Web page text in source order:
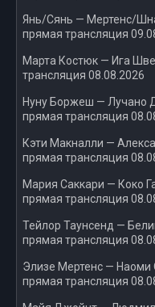
Янь/Сянь — Мертенс/
прямая трансляция
Марта Костюк — Ига
трансляция 08.08.2026
Нуну Боржеш — Лучано
прямая трансляция
Кэти Макналли —
прямая трансляция
Мария Саккари — Коко
прямая трансляция
Тейлор Таунсенд —
прямая трансляция
Элизе Мертенс — Наоми
прямая трансляция